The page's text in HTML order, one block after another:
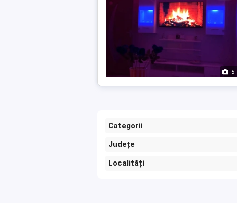
5
Categorii
Județe
Localități